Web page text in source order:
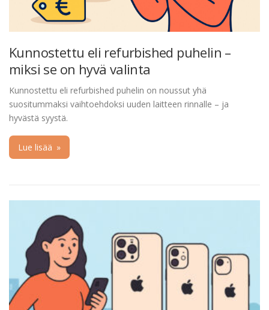
Kunnostettu eli refurbished puhelin –
miksi se on hyvä valinta
Kunnostettu eli refurbished puhelin on noussut yhä
suositummaksi vaihtoehdoksi uuden laitteen rinnalle – ja
hyvästä syystä.
Lue lisää »